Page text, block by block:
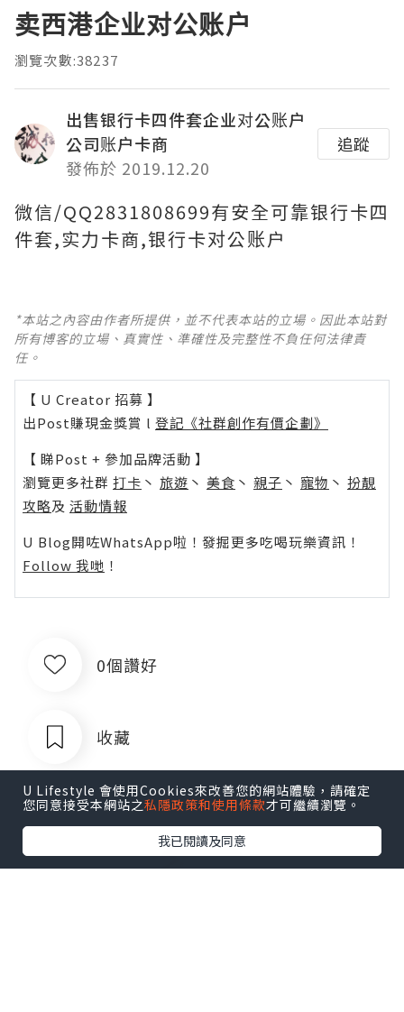
卖西港企业对公账户
瀏覽次數:38237
出售银行卡四件套企业对公账户
公司账户卡商
發佈於 2019.12.20
追蹤
微信/QQ2831808699有安全可靠银行卡四
件套,实力卡商,银行卡对公账户
*本站之內容由作者所提供，並不代表本站的立場。因此本站對
所有博客的立場、真實性、準確性及完整性不負任何法律責
任。
【 U Creator 招募 】
出Post賺現金獎賞 l 登記《社群創作有價企劃》
【 睇Post + 參加品牌活動 】
瀏覽更多社群 打卡 丶 旅遊 丶 美食 丶 親子 丶 寵物 丶 扮靚
攻略及 活動情報
U Blog開咗WhatsApp啦！發掘更多吃喝玩樂資訊！
Follow 我哋 ！
0個讚好
收藏
U Lifestyle 會使用Cookies來改善您的網站體驗，請確定
您同意接受本網站之私隱政策和使用條款才可繼續瀏覽。
我已閱讀及同意